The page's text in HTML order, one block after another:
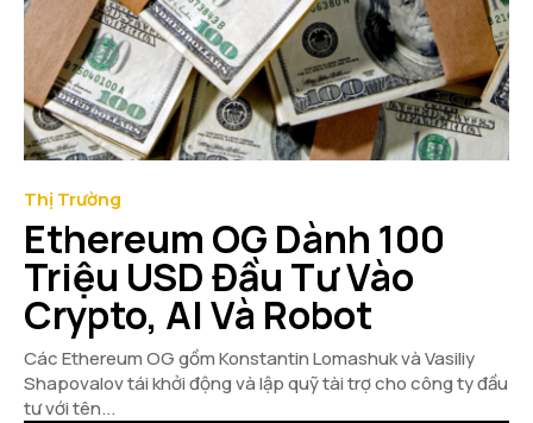
Thị Trường
Ethereum OG Dành 100
Triệu USD Đầu Tư Vào
Crypto, AI Và Robot
Các Ethereum OG gồm Konstantin Lomashuk và Vasiliy
Shapovalov tái khởi động và lập quỹ tài trợ cho công ty đầu
tư với tên...